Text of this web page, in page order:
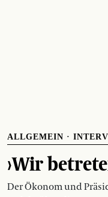
ALLGEMEIN ·
›Wir
Der Ökonom und